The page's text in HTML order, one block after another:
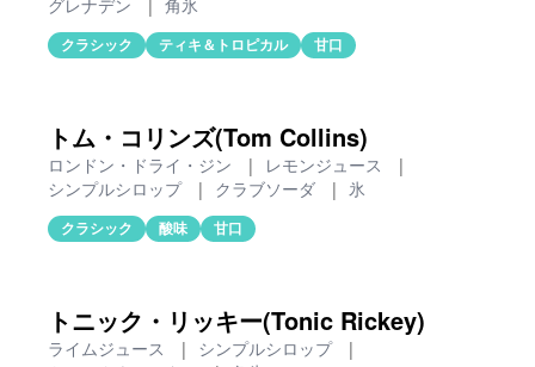
グレナデン
| 角氷
クラシック ティキ＆トロピカル 甘口
トム・コリンズ(Tom Collins)
ロンドン・ドライ・ジン | レモンジュース
|
シンプルシロップ
| クラブソーダ | 氷
クラシック 酸味 甘口
トニック・リッキー(Tonic Rickey)
ライムジュース | シンプルシロップ
|